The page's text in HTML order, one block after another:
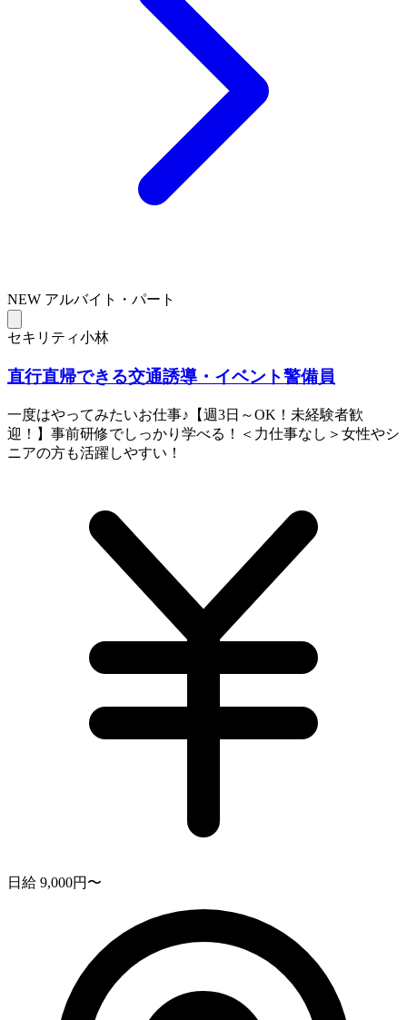
NEW アルバイト・パート
セキリティ小林
直行直帰できる交通誘導・イベント警備員
一度はやってみたいお仕事♪【週3日～OK！未経験者歓
迎！】事前研修でしっかり学べる！＜力仕事なし＞女性やシ
ニアの方も活躍しやすい！
日給 9,000円〜